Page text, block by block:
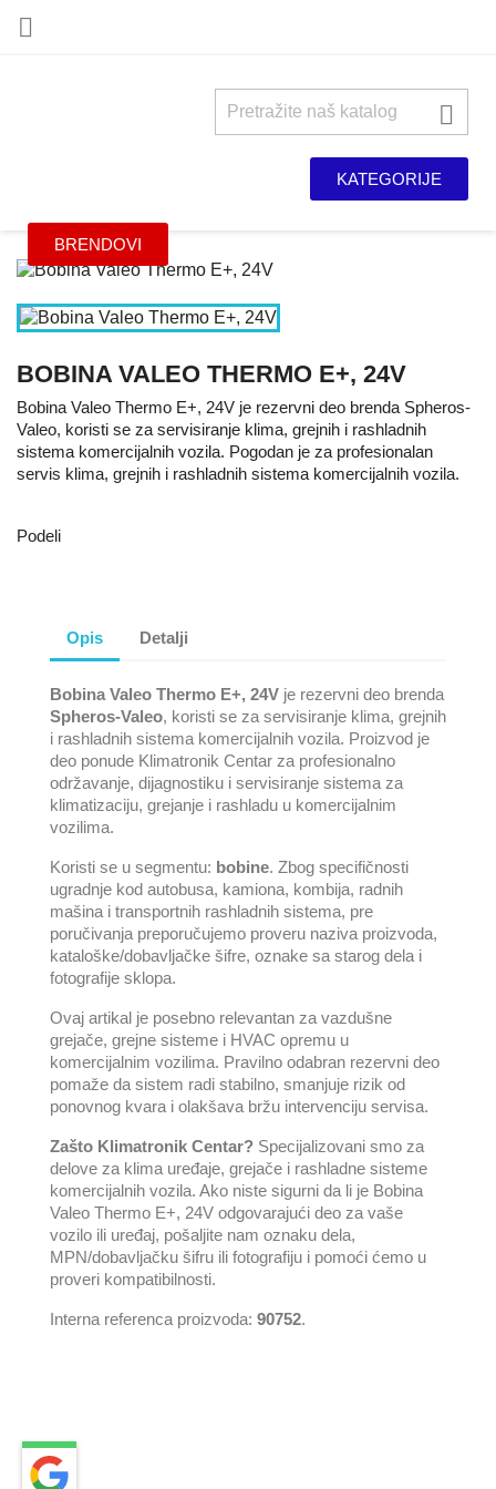


KATEGORIJE
BRENDOVI
BOBINA VALEO THERMO E+, 24V
Bobina Valeo Thermo E+, 24V je rezervni deo brenda Spheros-
Valeo, koristi se za servisiranje klima, grejnih i rashladnih
sistema komercijalnih vozila. Pogodan je za profesionalan
servis klima, grejnih i rashladnih sistema komercijalnih vozila.
Podeli
Opis Detalji
Bobina Valeo Thermo E+, 24V je rezervni deo brenda
Spheros-Valeo, koristi se za servisiranje klima, grejnih
i rashladnih sistema komercijalnih vozila. Proizvod je
deo ponude Klimatronik Centar za profesionalno
održavanje, dijagnostiku i servisiranje sistema za
klimatizaciju, grejanje i rashladu u komercijalnim
vozilima.
Koristi se u segmentu: bobine. Zbog specifičnosti
ugradnje kod autobusa, kamiona, kombija, radnih
mašina i transportnih rashladnih sistema, pre
poručivanja preporučujemo proveru naziva proizvoda,
kataloške/dobavljačke šifre, oznake sa starog dela i
fotografije sklopa.
Ovaj artikal je posebno relevantan za vazdušne
grejače, grejne sisteme i HVAC opremu u
komercijalnim vozilima. Pravilno odabran rezervni deo
pomaže da sistem radi stabilno, smanjuje rizik od
ponovnog kvara i olakšava bržu intervenciju servisa.
Zašto Klimatronik Centar? Specijalizovani smo za
delove za klima uređaje, grejače i rashladne sisteme
komercijalnih vozila. Ako niste sigurni da li je Bobina
Valeo Thermo E+, 24V odgovarajući deo za vaše
vozilo ili uređaj, pošaljite nam oznaku dela,
MPN/dobavljačku šifru ili fotografiju i pomoći ćemo u
proveri kompatibilnosti.
Interna referenca proizvoda: 90752.